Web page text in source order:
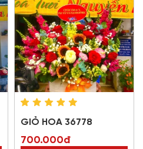
GIỎ HOA 36778
700.000đ